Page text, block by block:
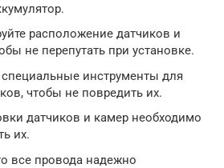
расположение датчиков и
не перепутать при установке.
специальные инструменты для
чтобы не повредить их.
датчиков и камер необходимо
их.
все провода надежно